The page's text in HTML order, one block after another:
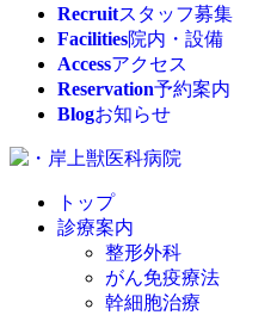
Recruitスタッフ募集
Facilities院内・設備
Accessアクセス
Reservation予約案内
Blogお知らせ
トップ
診療案内
整形外科
がん免疫療法
幹細胞治療